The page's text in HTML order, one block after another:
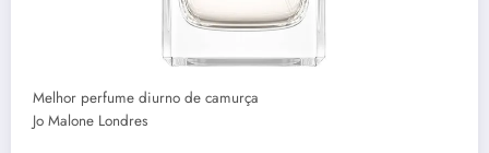
Melhor perfume diurno de camurça
Jo Malone Londres